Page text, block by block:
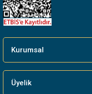
Kurumsal
Üyelik